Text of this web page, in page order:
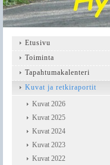
Etusivu
Toiminta
Tapahtumakalenteri
Kuvat ja retkiraportit
Kuvat 2026
Kuvat 2025
Kuvat 2024
Kuvat 2023
Kuvat 2022